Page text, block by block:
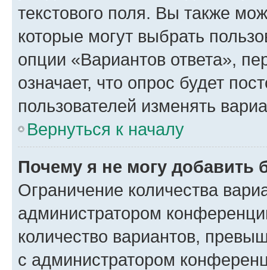
текстового поля. Вы также
которые могут выбрать
опции «Вариантов ответа»,
означает, что опрос будет
пользователей изменять
Вернуться к началу
Почему я не могу добавить
Ограничение количества
администратором
количество вариантов,
с администратором